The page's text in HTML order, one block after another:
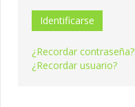
Identificarse
¿Recordar contraseña?
¿Recordar usuario?